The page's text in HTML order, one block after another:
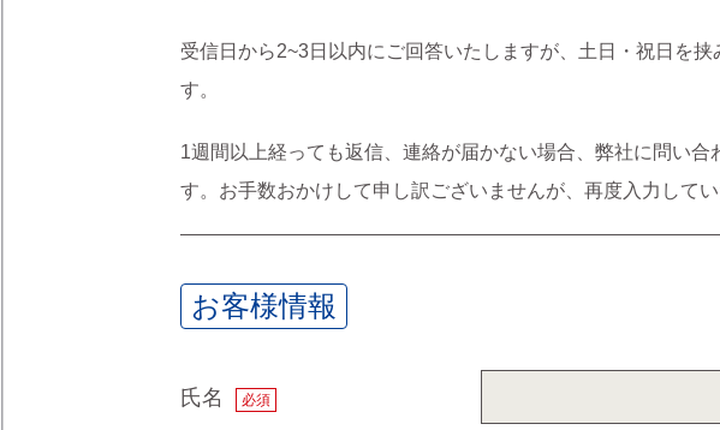
受信日から2~3日以内にご回答いたしますが、土日・祝日を
す。
1週間以上経っても返信、連絡が届かない場合、弊社に問い合
す。お手数おかけして申し訳ございませんが、再度入力して
お客様情報
氏名 必須